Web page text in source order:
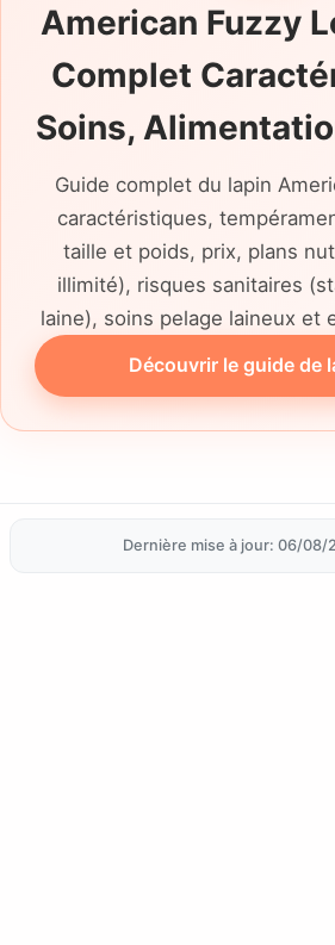
American Fuzzy
Complet
Soins,
Guide complet du lapin
caractéristiques,
taille et poids, prix, plans
illimité), risques sanitaires
laine), soins pelage laineux et
Découvrir le guide de
Dernière mise à jour: 06/08/